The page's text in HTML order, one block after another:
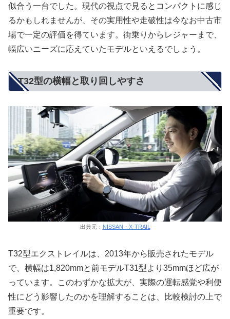
似合う一台でした。現代の視点で見るとコンパクトに感じ
るかもしれませんが、その実用性や走破性は今なお中古市
場で一定の評価を得ています。街乗りからレジャーまで、
幅広いニーズに応えていたモデルといえるでしょう。
T32型の横幅と取り回しやすさ
出典元： NISSAN・X-TRAIL
T32型エクストレイルは、2013年から販売されたモデル
で、横幅は1,820mmと前モデルT31型より35mmほど広が
っています。このわずかな拡大が、実際の運転感覚や利便
性にどう影響したのかを理解することは、比較検討の上で
重要です。